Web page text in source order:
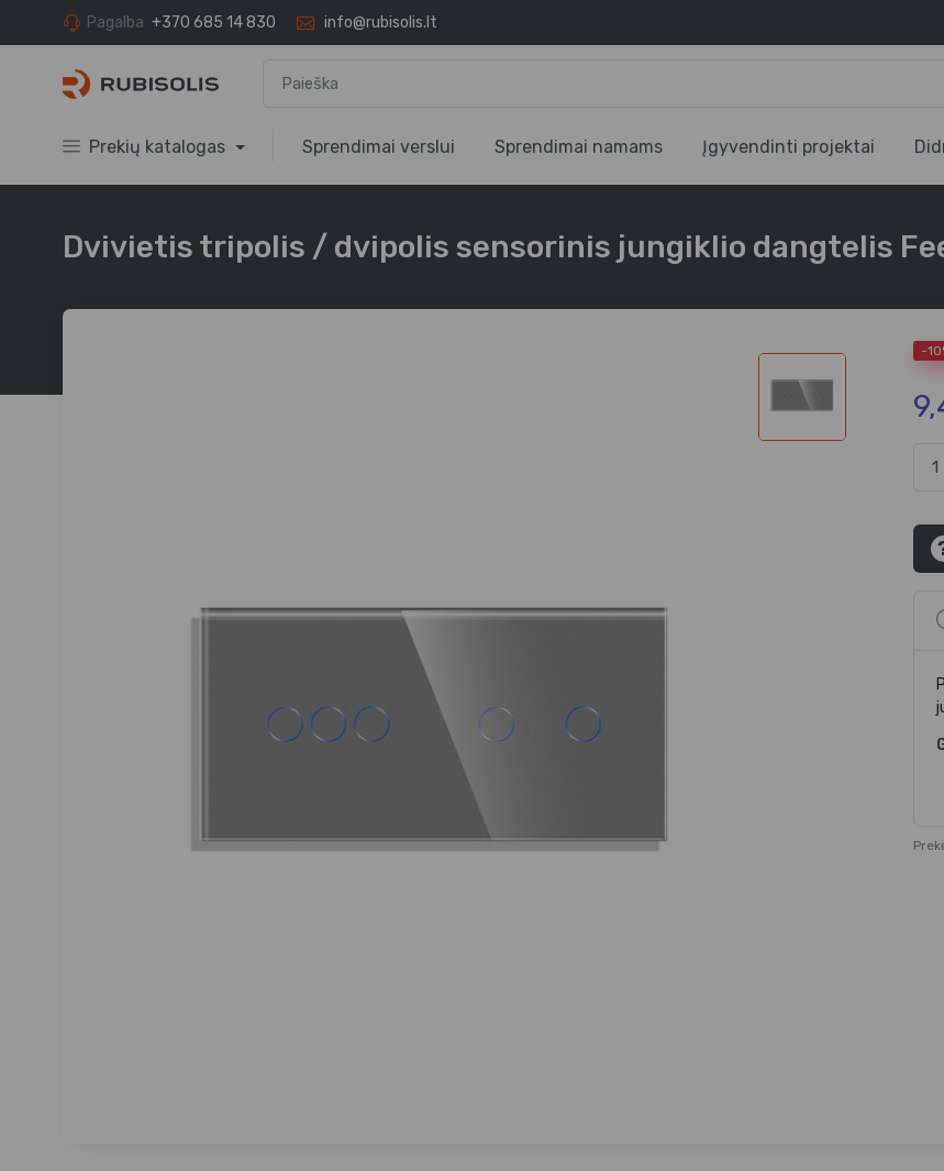
Pagalba +370 685 14 830 info@rubisolis.lt
Prekių katalogas Sprendimai verslui Sprendimai namams Įgyvendinti projektai
Dvivietis tripolis / dvipolis sensorinis jungiklio dangtelis
-